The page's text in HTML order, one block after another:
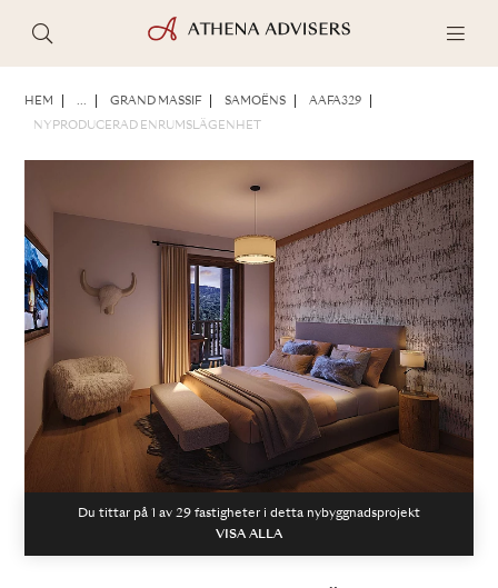
HEM ... GRAND MASSIF SAMOËNS AAFA329
NYPRODUCERAD ENRUMSLÄGENHET
Du tittar på 1 av 29 fastigheter i detta nybyggnadsprojekt
VISA ALLA